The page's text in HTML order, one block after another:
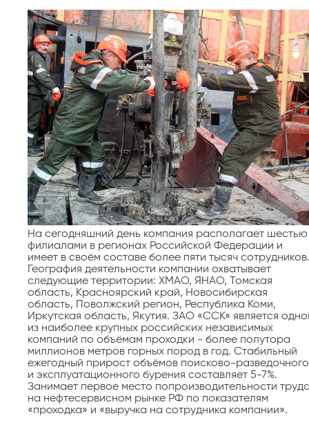
На сегодняшний день компания располагает шестью
филиалами в регионах Российской Федерации и
имеет в своём составе более пяти тысяч сотрудников.
География деятельности компании охватывает
следующие территории: ХМАО, ЯНАО, Томская
область, Красноярский край, Новосибирская
область, Поволжский регион, Республика Коми,
Иркутская область, Якутия. ЗАО «ССК» является
из наиболее крупных российских независимых
компаний по объёмам проходки - более полутора
миллионов метров горных пород в год. Стабильный
ежегодный прирост объёмов поисково-разведочного
и эксплуатационного бурения составляет 5-7%.
Занимает первое место попроизводительности
на нефтесервисном рынке РФ по показателям
«проходка» и «выручка на сотрудника компании».